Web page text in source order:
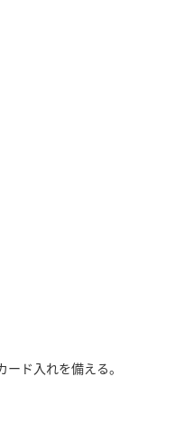
ド入れを備える。